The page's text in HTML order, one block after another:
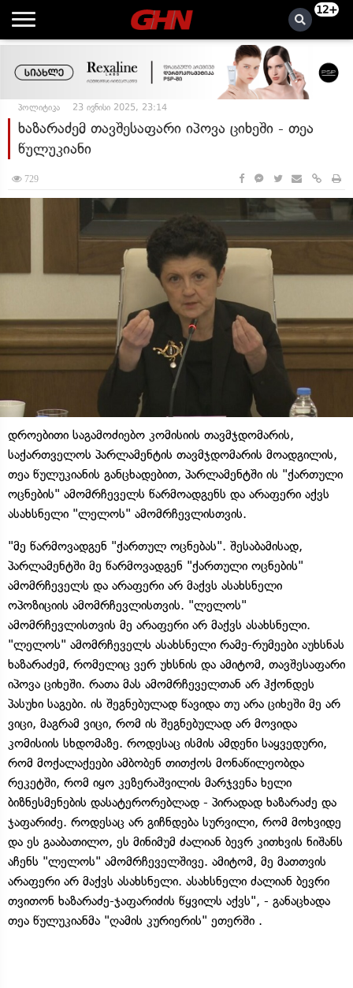
12+
პოლიტიკა 23 ივნისი 2025, 23:14
ხაზარაძემ თავშესაფარი იპოვა ციხეში - თეა
წულუკიანი
729
დროებითი საგამოძიებო კომისიის თავმჯდომარის,
საქართველოს პარლამენტის თავმჯდომარის მოადგილის,
თეა წულუკიანის განცხადებით, პარლამენტში ის "ქართული
ოცნების" ამომრჩეველს წარმოადგენს და არაფერი აქვს
ასახსნელი "ლელოს" ამომრჩევლისთვის.
"მე წარმოვადგენ "ქართულ ოცნებას". შესაბამისად,
პარლამენტში მე წარმოვადგენ "ქართული ოცნების"
ამომრჩეველს და არაფერი არ მაქვს ასახსნელი
ოპოზიციის ამომრჩევლისთვის. "ლელოს"
ამომრჩევლისთვის მე არაფერი არ მაქვს ასახსნელი.
"ლელოს" ამომრჩეველს ასახსნელი რამე-რუმეები აუხსნას
ხაზარაძემ, რომელიც ვერ უხსნის და ამიტომ, თავშესაფარი
იპოვა ციხეში. რათა მას ამომრჩეველთან არ ჰქონდეს
პასუხი საგები. ის შეგნებულად წავიდა თუ არა ციხეში მე არ
ვიცი, მაგრამ ვიცი, რომ ის შეგნებულად არ მოვიდა
კომისიის სხდომაზე. როდესაც ისმის ამდენი საყვედური,
რომ მოქალაქეები ამბობენ თითქოს მონაწილეობდა
რეკეტში, რომ იყო კეზერაშვილის მარჯვენა ხელი
ბიზნესმენების დასატერორებლად - პირადად ხაზარაძე და
ჯაფარიძე. როდესაც არ გიჩნდება სურვილი, რომ მოხვიდე
და ეს გააბათილო, ეს მინიმუმ ძალიან ბევრ კითხვის ნიშანს
აჩენს "ლელოს" ამომრჩეველშივე. ამიტომ, მე მათთვის
არაფერი არ მაქვს ასახსნელი. ასახსნელი ძალიან ბევრი
თვითონ ხაზარაძე-ჯაფარიძის წყვილს აქვს", - განაცხადა
თეა წულუკიანმა "ღამის კურიერის" ეთერში .